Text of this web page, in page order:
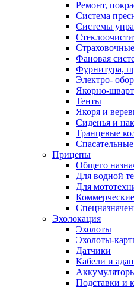
Ремонт,
Система
Системы
Фановая
Фурнитура,
Электро-
Якорно-
Тенты
Якоря и
Сиденья и
Транцевые
Прицепы
Общего
Для водной
Для
Коммерческие
Эхолокация
Эхолоты
Эхолоты-
Датчики
Кабели и
Подставки и